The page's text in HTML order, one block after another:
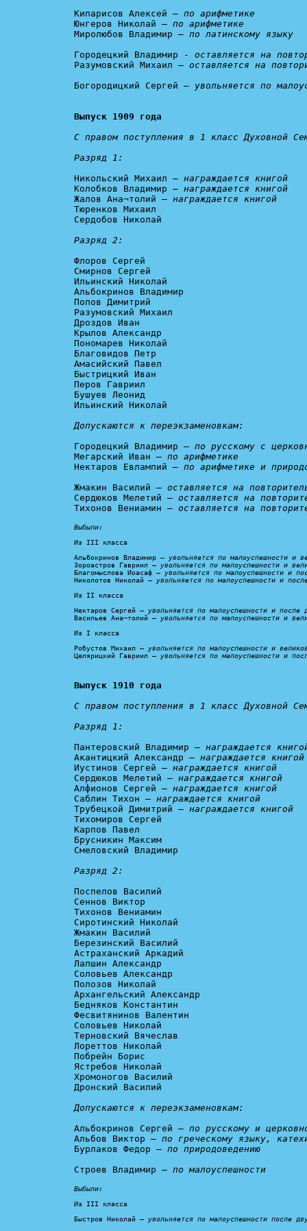
Кипарисов Алексей – по арифметике
Юнгеров Николай – по арифметике
Миролюбов Владимир – по латинскому языку
Городецкий Владимир - оставляется на
Разумовский Михаил – оставляется на
Богородицкий Сергей – увольняется по
Выпуск 1909 года
С правом поступления в 1 класс Духовной
Разряд 1:
Никольский Михаил — награждается книгой
Колобков Владимир — награждается книгой
Жалов Ана¬толий — награждается книгой
Тюренков Михаил
Сердобов Николай
Разряд 2:
Флоров Сергей
Смирнов Сергей
Ильинский Николай
Альбокринов Владимир
Попов Димитрий
Разумовский Михаил
Дроздов Иван
Крылов Александр
Пономарев Николай
Благовидов Петр
Амасийский Павел
Быстрицкий Иван
Перов Гавриил
Бушуев Леонид
Ильинский Николай
Допускаются к переэкзаменовкам:
Городецкий Владимир – по русскому с
Мегарский Иван – по арифметике
Нектаров Евлампий – по арифметике и
Жмакин Василий – оставляется на
Сердюков Мелетий – оставляется на
Тихонов Вениамин – оставляется на
Выбыли:
Из III класса
Альбокринов Владимир – увольняется по малоуспешности и
Зороастров Гавриил – увольняется по малоуспешности и
Благомыслова Иоасаф – увольняется по малоуспешности и
Николотов Николай – увольняется по малоуспешности и
Из II класса
Нектаров Сергей – увольняется по малоуспешности и после
Васильев Ана¬толий – увольняется по малоуспешности и
Из I класса
Робустов Михаил – увольняется по малоуспешности и
Целярицкий Гавриил – увольняется по малоуспешности и
Выпуск 1910 года
С правом поступления в 1 класс Духовной
Разряд 1:
Пантеровский Владимир – награждается
Акантицкий Александр – награждается книгой
Иустинов Сергей – награждается книгой
Сердюков Мелетий – награждается книгой
Алфионов Сергей – награждается книгой
Саблин Тихон – награждается книгой
Трубецкой Димитрий – награждается книгой
Тихомиров Сергей
Карпов Павел
Брусникин Максим
Смеловский Владимир
Разряд 2:
Поспелов Василий
Сеннов Виктор
Тихонов Вениамин
Сиротинский Николай
Жмакин Василий
Березинский Василий
Астраханский Аркадий
Лапшин Александр
Соловьев Александр
Полозов Николай
Архангельский Александр
Бедняков Константин
Фесвитянинов Валентин
Соловьев Николай
Терновский Вячеслав
Лореттов Николай
Побрейн Борис
Ястребов Николай
Хромоногов Василий
Дронский Василий
Допускаются к переэкзаменовкам:
Альбокринов Сергей – по русскому и
Альбов Виктор – по греческому языку,
Бурлаков Федор – по природоведению
Строев Владимир – по малоуспешности
Выбыли:
Из III класса
Быстров Николай – увольняется по малоуспешности после